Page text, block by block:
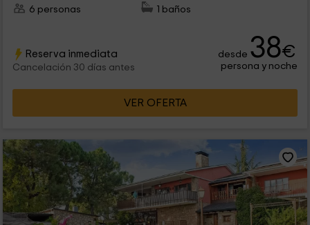
6 personas
1 baños
Reserva inmediata
Cancelación 30 días antes
desde 38€
persona y noche
VER OFERTA